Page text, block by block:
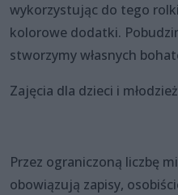
wykorzystując do tego
kolorowe dodatki.
stworzymy własnych
Zajęcia dla dzieci i
Przez ograniczoną liczbę
obowiązują zapisy,